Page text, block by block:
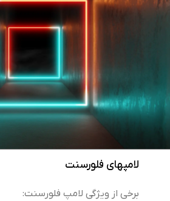
لامپهای فلورسنت
برخی از ویژگی لامپ فلورسنت: